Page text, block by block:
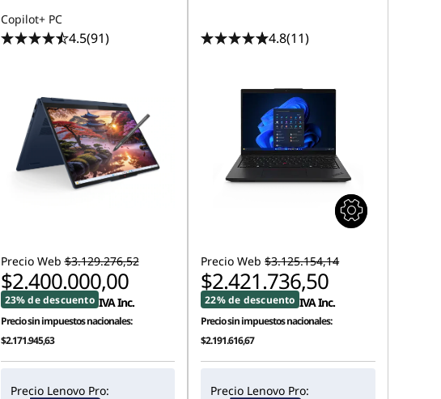
Copilot+ PC
4.5(91)
Precio Web $3.129.276,52
$2.400.000,00
23% de descuento IVA Inc.
Precio sin impuestos nacionales:
$2.171.945,63
Precio Lenovo Pro:
4.8(11)
Precio Web $3.125.154,14
$2.421.736,50
22% de descuento IVA Inc.
Precio sin impuestos nacionales:
$2.191.616,67
Precio Lenovo Pro: